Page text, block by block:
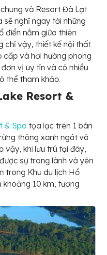
và Resort Đà Lạt
sẽ nghĩ ngay tới những
điển nằm giữa thiên
chỉ vậy, thiết kế nội thất
và hơi hướng phong
vị uy tín và có nhiều
thể tham khảo.
Resort &
& Spa tọa lạc trên 1 bán
thông xanh ngát và
vậy, khi lưu trú tại đây,
sự trong lành và yên
trong Khu du lịch Hồ
10 km, tương